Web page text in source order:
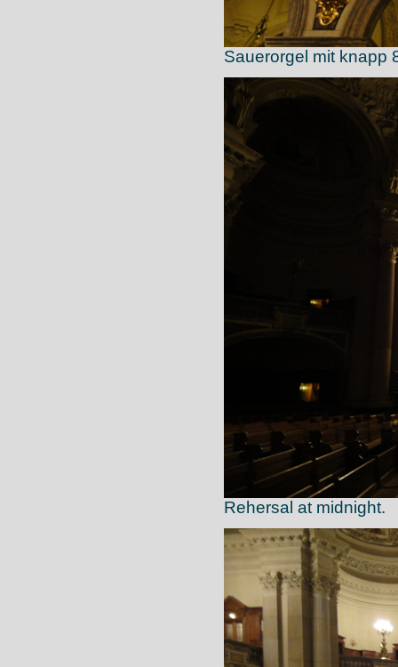
Sauerorgel mit knapp
Rehersal at midnight.